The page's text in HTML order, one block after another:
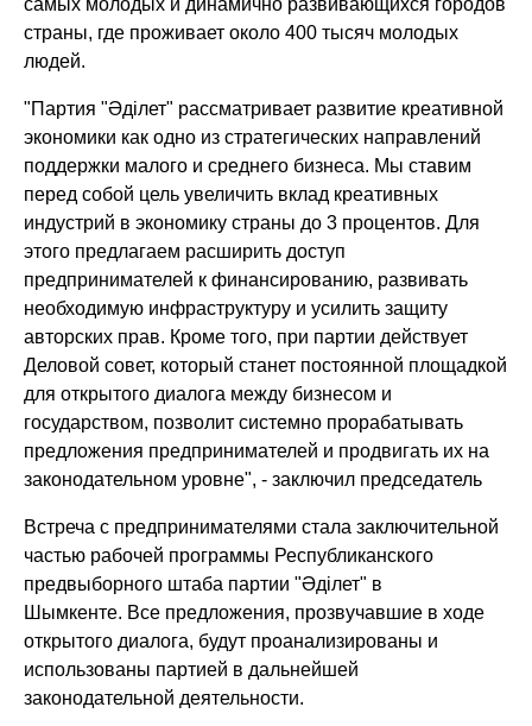
страны, где проживает около 400 тысяч молодых
людей.
"Партия "Әділет" рассматривает развитие креативной
экономики как одно из стратегических направлений
поддержки малого и среднего бизнеса. Мы ставим
перед собой цель увеличить вклад креативных
индустрий в экономику страны до 3 процентов. Для
этого предлагаем расширить доступ
предпринимателей к финансированию, развивать
необходимую инфраструктуру и усилить защиту
авторских прав. Кроме того, при партии действует
Деловой совет, который станет постоянной площадкой
для открытого диалога между бизнесом и
государством, позволит системно прорабатывать
предложения предпринимателей и продвигать их на
законодательном уровне", - заключил председатель
Встреча с предпринимателями стала заключительной
частью рабочей программы Республиканского
предвыборного штаба партии "Әділет" в
Шымкенте. Все предложения, прозвучавшие в ходе
открытого диалога, будут проанализированы и
использованы партией в дальнейшей
законодательной деятельности.